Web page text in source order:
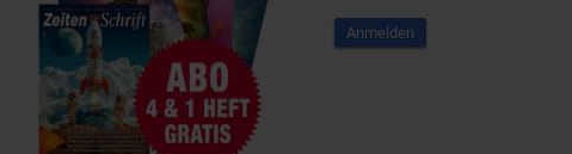
Anmelden